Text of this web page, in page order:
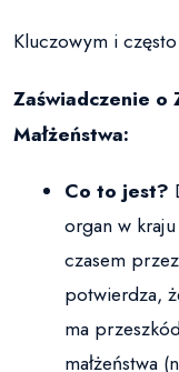
Kluczowym i
Zaświadczenie o
Małżeństwa:
Co to jest?
organ w
czasem
potwierdza,
ma
małżeństwa